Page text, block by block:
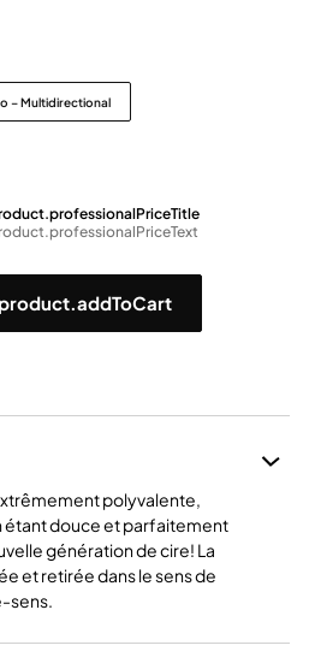
– Multidirectional
product.addToCart
polyvalente,
étant douce et parfaitement
génération de cire! La
et retirée dans le sens de
sens.